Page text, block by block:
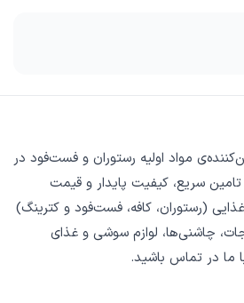
مواد اولیه رستوران و فست‌فود در
تامین سریع، کیفیت پایدار و قیمت
(رستوران، کافه، فست‌فود و کترینگ)
چاشنی‌ها، لوازم سوشی و غذای
ما در تماس باشید.